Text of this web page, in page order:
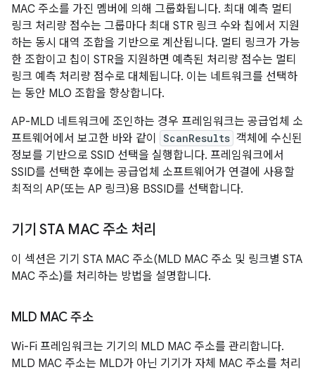
MAC 주소를 가진 멤버에 의해 그룹화됩니다. 최대 예측 멀티
링크 처리량 점수는 그룹마다 최대 STR 링크 수와 칩에서 지원
하는 동시 대역 조합을 기반으로 계산됩니다. 멀티 링크가 가능
한 조합이고 칩이 STR을 지원하면 예측된 처리량 점수는 멀티
링크 예측 처리량 점수로 대체됩니다. 이는 네트워크를 선택하
는 동안 MLO 조합을 향상합니다.
AP-MLD 네트워크에 조인하는 경우 프레임워크는 공급업체 소
프트웨어에서 보고한 바와 같이
ScanResults 객체에 수신된
정보를 기반으로 SSID 선택을 실행합니다. 프레임워크에서
SSID를 선택한 후에는 공급업체 소프트웨어가 연결에 사용할
최적의 AP(또는 AP 링크)용 BSSID를 선택합니다.
기기 STA MAC 주소 처리
이 섹션은 기기 STA MAC 주소(MLD MAC 주소 및 링크별 STA
MAC 주소)를 처리하는 방법을 설명합니다.
MLD MAC 주소
Wi-Fi 프레임워크는 기기의 MLD MAC 주소를 관리합니다.
MLD MAC 주소는 MLD가 아닌 기기가 자체 MAC 주소를 처리